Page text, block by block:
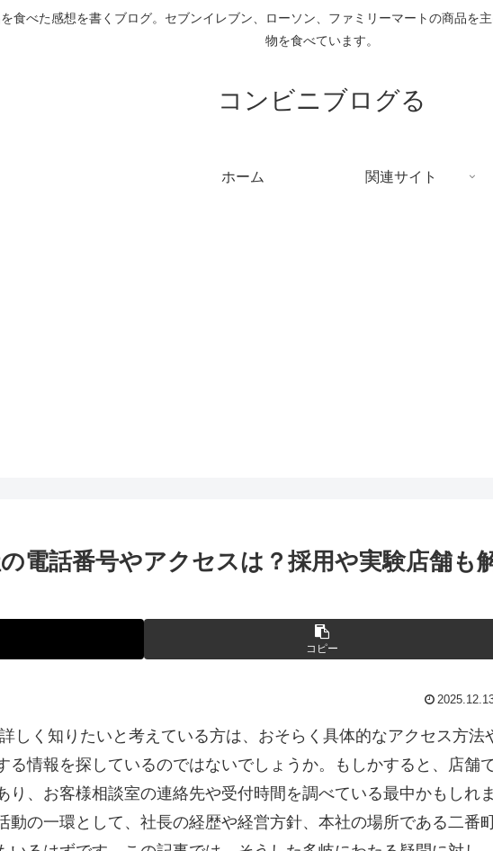
食べた感想を書くブログ。セブンイレブン、ローソン、ファミリーマートの商品を
物を食べています。
コンビニブログる
ホーム 関連サイト
電話番号やアクセスは？採用や実験店舗も
コピー
しく知りたいと考えている方は、おそらく具体的なアクセス方法
る情報を探しているのではないでしょうか。もしかすると、店舗
り、お客様相談室の連絡先や受付時間を調べている最中かもしれま
動の一環として、社長の経歴や経営方針、本社の場所である二番